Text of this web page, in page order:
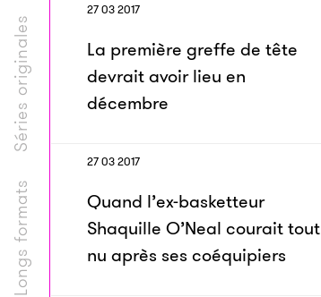
Longs formats
Séries originales
27 03 2017
La première greffe de tête
devrait avoir lieu en
décembre
27 03 2017
Quand l’ex-basketteur
Shaquille O’Neal courait tout
nu après ses coéquipiers